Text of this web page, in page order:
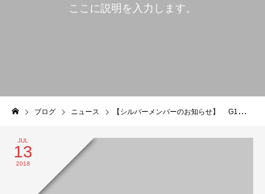
BLOG
ここに説明を入力します。
ブログ ニュース 【シルバーメンバーのお知らせ】 G1行政書士法人 様
JUL
13
2018